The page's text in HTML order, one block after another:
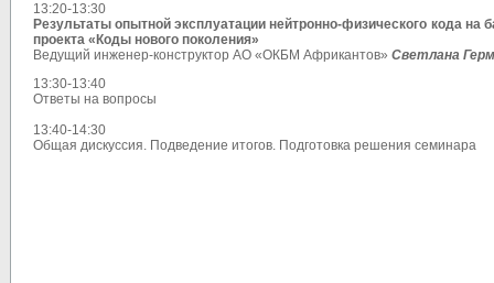
13:20-13:30
Результаты опытной эксплуатации нейтронно-физического кода
проекта «Коды нового поколения»
Ведущий инженер-конструктор АО «ОКБМ Африкантов» Светлана
13:30-13:40
Ответы на вопросы
13:40-14:30
Общая дискуссия. Подведение итогов. Подготовка решения семинара